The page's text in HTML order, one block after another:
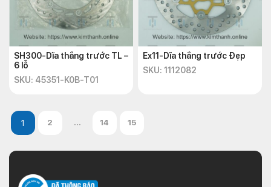
SH300-Dĩa thắng trước TL –
6 lỗ
SKU: 45351-K0B-T01
Ex11-Dĩa thắng trước Đẹp
SKU: 1112082
2 ... 14 15